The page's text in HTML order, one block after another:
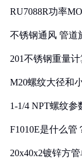
RU7088R功率
不锈钢通风 管道
201不锈钢重量
M20螺纹大径和
1-1/4 NPT螺纹
F1010E是什么管
20x40x2镀锌方